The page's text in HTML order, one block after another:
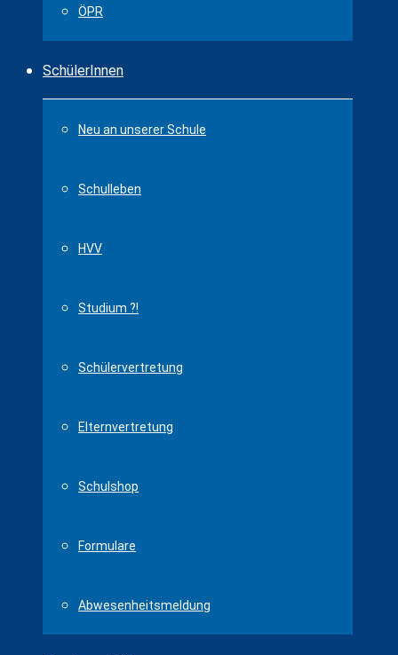
ÖPR
SchülerInnen
Neu an unserer Schule
Schulleben
HVV
Studium ?!
Schülervertretung
Elternvertretung
Schulshop
Formulare
Abwesenheitsmeldung